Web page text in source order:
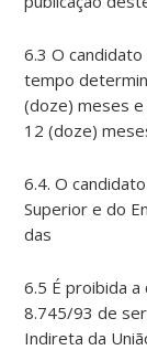
6.3 O
tempo
(doze) meses
12 (doze)
6.4. O
Superior e do
das
6.5 É proibida
8.745/93 de
Indireta da